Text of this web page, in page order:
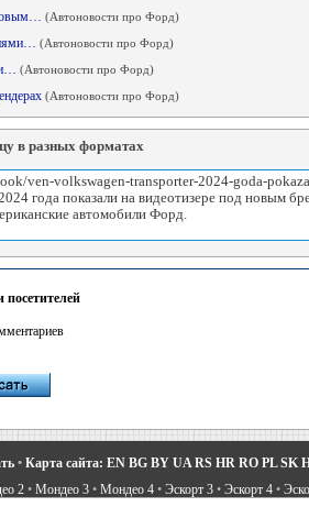
(Автоновости про Форд)
(Автоновости про Форд)
(Автоновости про Форд)
(Автоновости про Форд)
в разных форматах
• Карта сайта: EN BG BY UA RS HR RO PL SK
2 • Мондео 3 • Мондео 4 • Эскорт 3 • Эскорт 4 •